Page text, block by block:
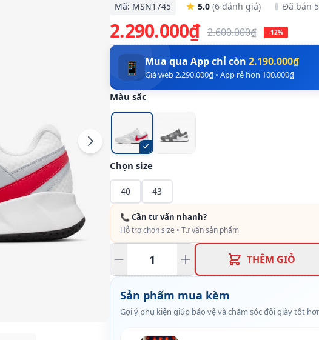
Mã: MSN1745 5.0 (6 đánh giá) Đã bán
2.290.000₫ 2.600.000₫ -12%
📱 Mua qua App chỉ còn 2.190.000₫
Giá web 2.290.000₫ • App rẻ hơn 100.000₫
Màu sắc
Chọn size
40 43
📞 Cần tư vấn nhanh?
Hỗ trợ chọn size • Tư vấn sản phẩm
THÊM GIỎ
Sản phẩm mua kèm
Gợi ý phụ kiện giúp bảo vệ và chăm sóc đôi giày tốt